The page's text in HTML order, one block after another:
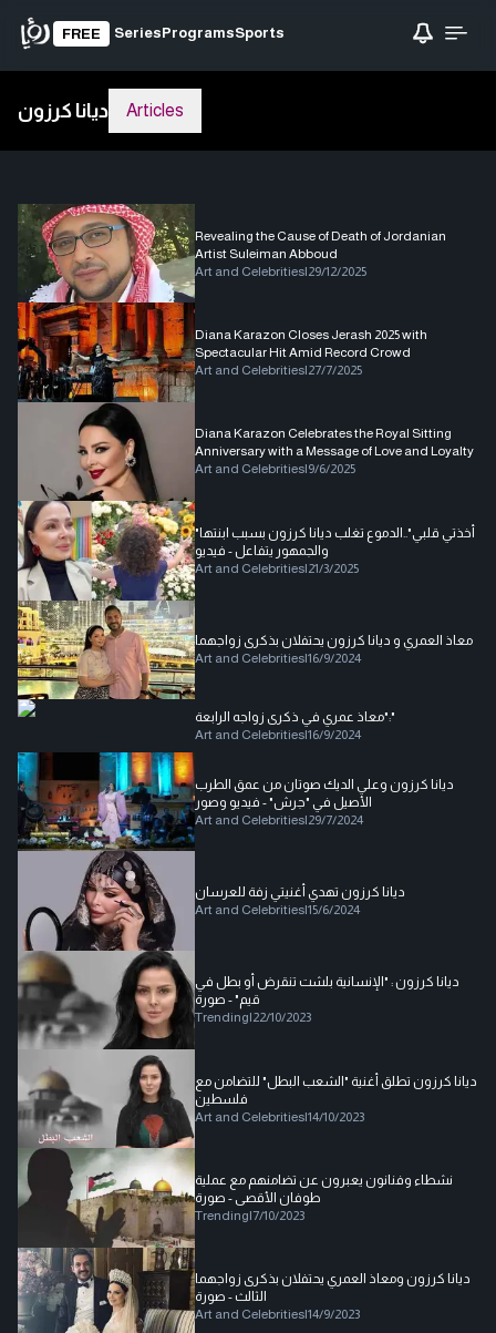
FREE SeriesProgramsSports
ديانا كرزون Articles
Revealing the Cause of Death of Jordanian
Artist Suleiman Abboud
Art and Celebrities|29/12/2025
Diana Karazon Closes Jerash 2025 with
Spectacular Hit Amid Record Crowd
Art and Celebrities|27/7/2025
Diana Karazon Celebrates the Royal Sitting
Anniversary with a Message of Love and Loyalty
Art and Celebrities|9/6/2025
"أخذتي قلبي"..الدموع تغلب ديانا كرزون بسبب ابنتها
والجمهور يتفاعل - فيديو
Art and Celebrities|21/3/2025
معاذ العمري و ديانا كرزون يحتفلان بذكرى زواجهما
Art and Celebrities|16/9/2024
معاذ عمري في ذكرى زواجه الرابعة":"
Art and Celebrities|16/9/2024
ديانا كرزون وعلي الديك صوتان من عمق الطرب
الأصيل في "جرش" - فيديو وصور
Art and Celebrities|29/7/2024
ديانا كرزون تهدي أغنيتي زفة للعرسان
Art and Celebrities|15/6/2024
ديانا كرزون : "الإنسانية بلشت تنقرض أو بطل في
قيم" - صورة
Trending|22/10/2023
ديانا كرزون تطلق أغنية "الشعب البطل" للتضامن مع
فلسطين
Art and Celebrities|14/10/2023
نشطاء وفنانون يعبرون عن تضامنهم مع عملية
طوفان الأقصى - صورة
Trending|7/10/2023
ديانا كرزون ومعاذ العمري يحتفلان بذكرى زواجهما
الثالث - صورة
Art and Celebrities|14/9/2023